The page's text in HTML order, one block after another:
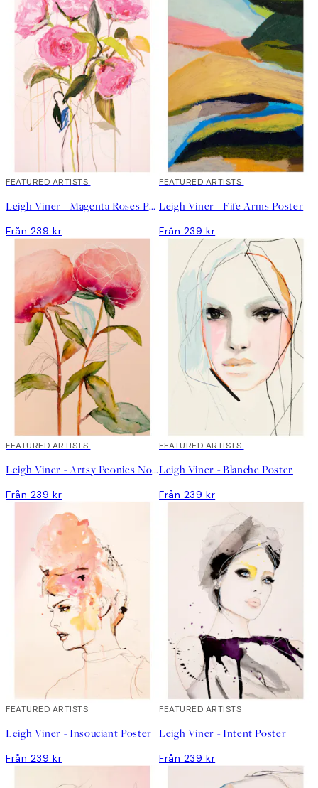
FEATURED ARTISTS
Leigh Viner - Magenta Roses Poster
Från 239 kr
FEATURED ARTISTS
Leigh Viner - Fife Arms Poster
Från 239 kr
FEATURED ARTISTS
Leigh Viner - Artsy Peonies No2 Poster
Från 239 kr
FEATURED ARTISTS
Leigh Viner - Blanche Poster
Från 239 kr
FEATURED ARTISTS
Leigh Viner - Insouciant Poster
Från 239 kr
FEATURED ARTISTS
Leigh Viner - Intent Poster
Från 239 kr